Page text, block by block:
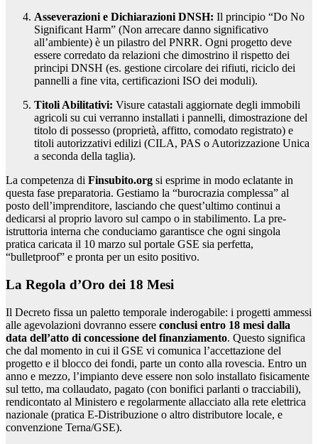
Asseverazioni e Dichiarazioni DNSH: Il principio “Do No
Significant Harm” (Non arrecare danno significativo
all’ambiente) è un pilastro del PNRR. Ogni progetto deve
essere corredato da relazioni che dimostrino il rispetto dei
principi DNSH (es. gestione circolare dei rifiuti, riciclo dei
pannelli a fine vita, certificazioni ISO dei moduli).
Titoli Abilitativi: Visure catastali aggiornate degli immobili
agricoli su cui verranno installati i pannelli, dimostrazione del
titolo di possesso (proprietà, affitto, comodato registrato) e
titoli autorizzativi edilizi (CILA, PAS o Autorizzazione Unica
a seconda della taglia).
La competenza di Finsubito.org si esprime in modo eclatante in
questa fase preparatoria. Gestiamo la “burocrazia complessa” al
posto dell’imprenditore, lasciando che quest’ultimo continui a
dedicarsi al proprio lavoro sul campo o in stabilimento. La pre-
istruttoria interna che conduciamo garantisce che ogni singola
pratica caricata il 10 marzo sul portale GSE sia perfetta,
“bulletproof” e pronta per un esito positivo.
La Regola d’Oro dei 18 Mesi
Il Decreto fissa un paletto temporale inderogabile: i progetti ammessi
alle agevolazioni dovranno essere conclusi entro 18 mesi dalla
data dell’atto di concessione del finanziamento. Questo significa
che dal momento in cui il GSE vi comunica l’accettazione del
progetto e il blocco dei fondi, parte un conto alla rovescia. Entro un
anno e mezzo, l’impianto deve essere non solo installato fisicamente
sul tetto, ma collaudato, pagato (con bonifici parlanti o tracciabili),
rendicontato al Ministero e regolarmente allacciato alla rete elettrica
nazionale (pratica E-Distribuzione o altro distributore locale, e
convenzione Terna/GSE).